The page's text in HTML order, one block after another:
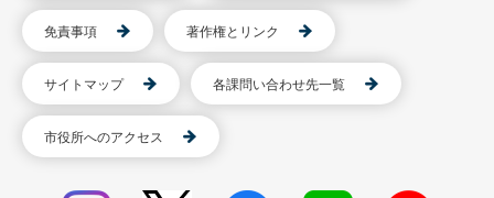
免責事項 著作権とリンク
サイトマップ 各課問い合わせ先一覧
市役所へのアクセス